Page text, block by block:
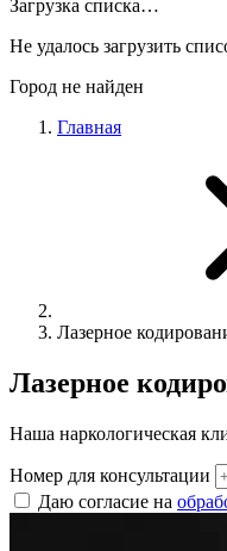
Загрузка списка…
Не удалось загрузить
Город не найден
Главная
Лазерное
Лазерное
Наша наркологическая
Номер для консультации
Даю согласие на